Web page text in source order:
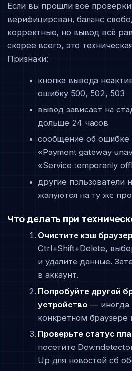
Если вы прошли все
верифицирован, баланс
корректные, но вывод всё
скорее всего, это
Признаки:
кнопка вывода
ошибку 500, 502, 503
вывод зависает на
дольше 24 часов
сообщение об ошибке
«Payment gateway
«Service temporarily
другие пользователи
жалуются на ту же
Что делать при
Очистите кэш
Ctrl+Shift+Delete,
и удалите данные.
в аккаунт.
Попробуйте другой
устройство — иногда
конкретном браузере
Проверьте статус
посетите
Up для новостей об